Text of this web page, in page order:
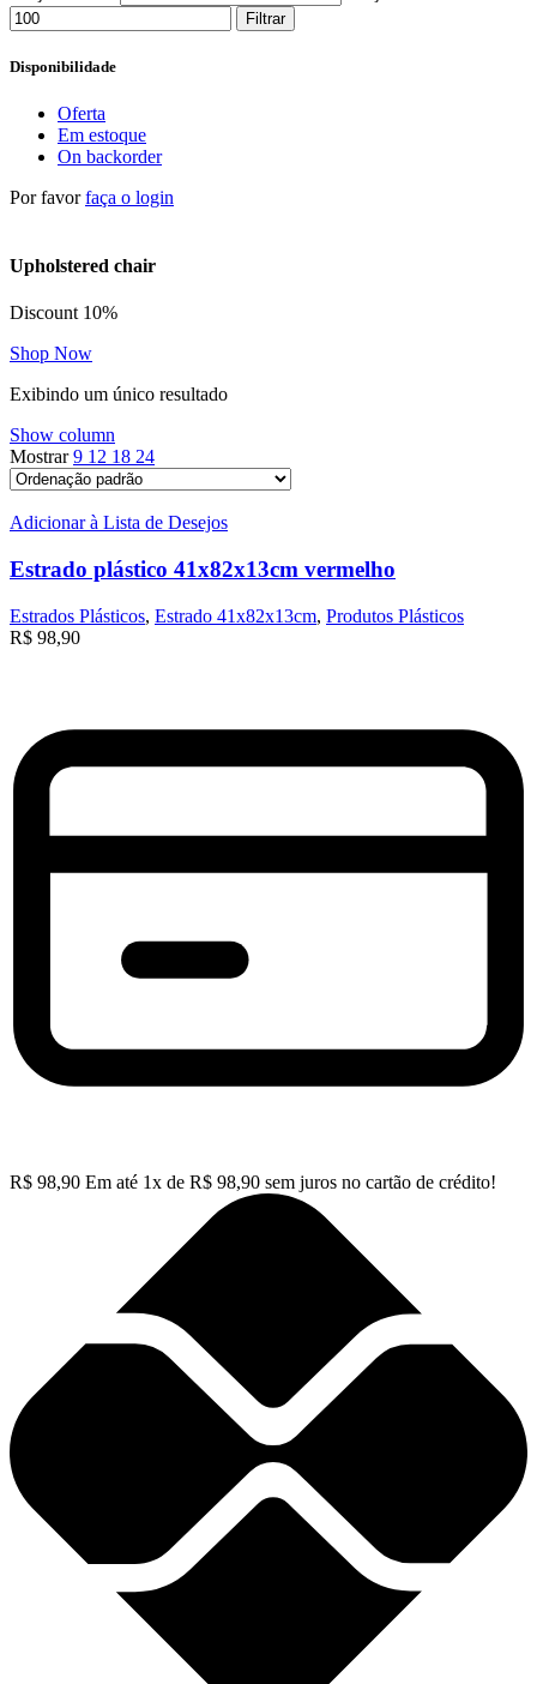
Filtrar
Disponibilidade
Oferta
Em estoque
On backorder
Por favorfaça o login
Upholstered chair
Discount 10%
Shop Now
Exibindo um único resultado
Show column
Mostrar9 12 18 24
Adicionar à Lista de Desejos
Estrado plástico 41x82x13cm vermelho
Estrados Plásticos, Estrado 41x82x13cm, Produtos Plásticos
R$ 98,90
R$ 98,90 Em até 1x de R$ 98,90 sem juros no cartão de crédito!